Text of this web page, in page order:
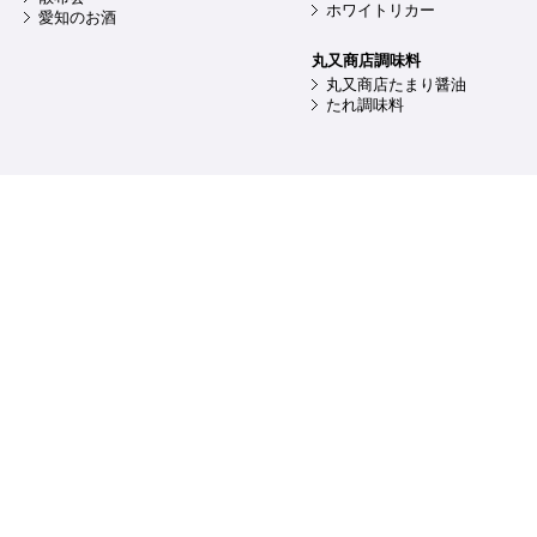
愛知のお酒
ホワイトリカー
丸又商店調味料
丸又商店たまり醤油
たれ調味料